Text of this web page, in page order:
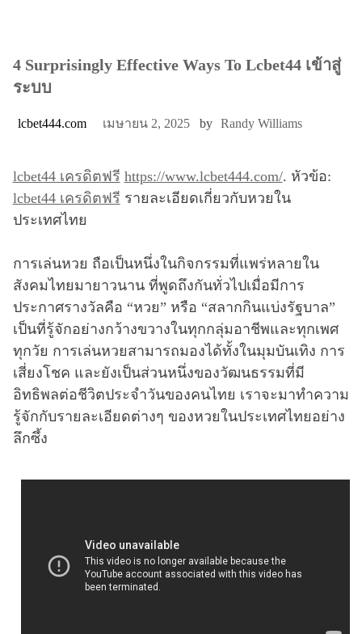
4 Surprisingly Effective Ways To Lcbet44 เข้าสู่
ระบบ
lcbet444.com เมษายน 2, 2025 by Randy Williams
lcbet44 เครดิตฟรี https://www.lcbet444.com/. หัวข้อ:
lcbet44 เครดิตฟรี รายละเอียดเกี่ยวกับหวยใน
ประเทศไทย
การเล่นหวย ถือเป็นหนึ่งในกิจกรรมที่แพร่หลายใน
สังคมไทยมายาวนาน ที่พูดถึงกันทั่วไปเมื่อมีการ
ประกาศรางวัลคือ “หวย” หรือ “สลากกินแบ่งรัฐบาล”
เป็นที่รู้จักอย่างกว้างขวางในทุกกลุ่มอาชีพและทุกเพศ
ทุกวัย การเล่นหวยสามารถมองได้ทั้งในมุมบันเทิง การ
เสี่ยงโชค และยังเป็นส่วนหนึ่งของวัฒนธรรมที่มี
อิทธิพลต่อชีวิตประจำวันของคนไทย เราจะมาทำความ
รู้จักกับรายละเอียดต่างๆ ของหวยในประเทศไทยอย่าง
ลึกซึ้ง